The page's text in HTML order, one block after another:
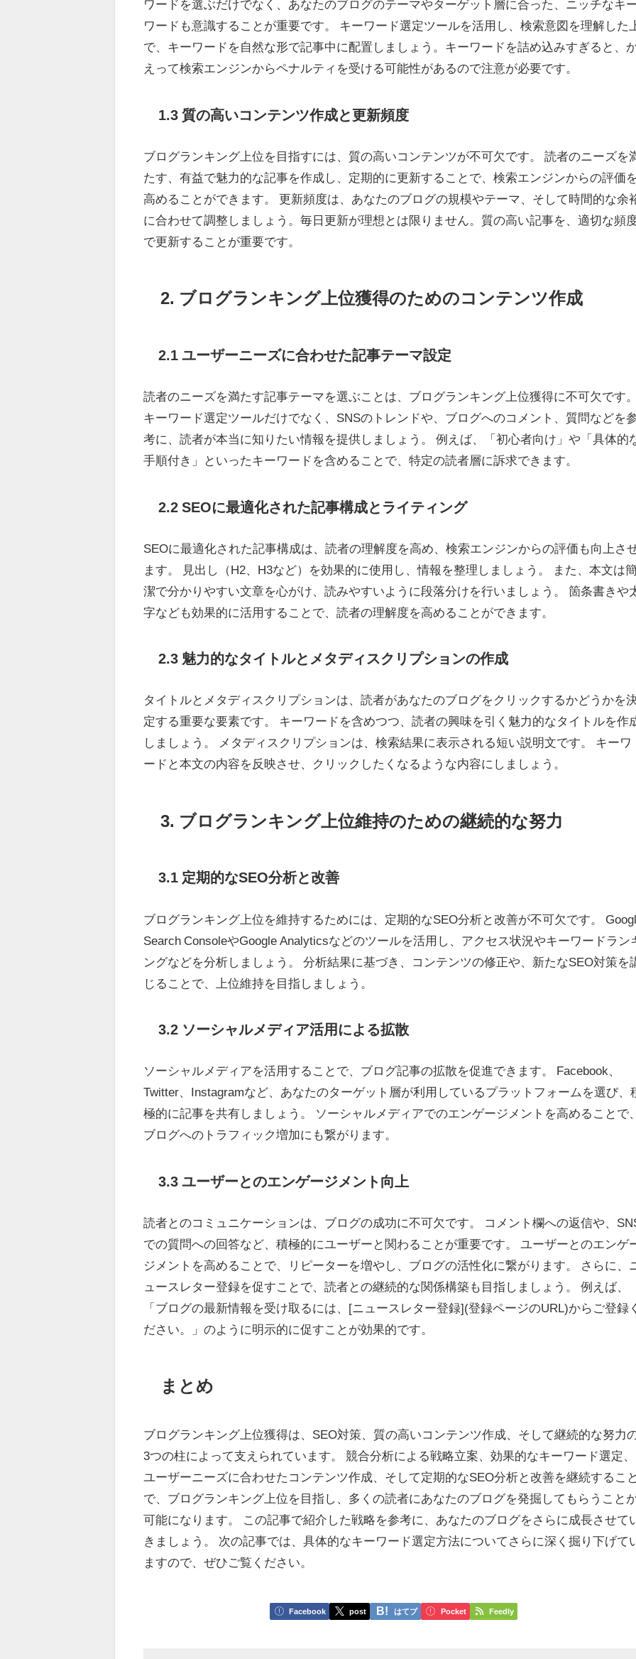
ワードを選ぶだけでなく、あなたのブログのテーマやターゲット層に合った、ニッチなキ
ワードも意識することが重要です。 キーワード選定ツールを活用し、検索意図を理解した
で、キーワードを自然な形で記事中に配置しましょう。キーワードを詰め込みすぎると、
えって検索エンジンからペナルティを受ける可能性があるので注意が必要です。
1.3 質の高いコンテンツ作成と更新頻度
ブログランキング上位を目指すには、質の高いコンテンツが不可欠です。 読者のニーズを
たす、有益で魅力的な記事を作成し、定期的に更新することで、検索エンジンからの評価
高めることができます。 更新頻度は、あなたのブログの規模やテーマ、そして時間的な余
に合わせて調整しましょう。毎日更新が理想とは限りません。質の高い記事を、適切な頻
で更新することが重要です。
2. ブログランキング上位獲得のためのコンテンツ作成
2.1 ユーザーニーズに合わせた記事テーマ設定
読者のニーズを満たす記事テーマを選ぶことは、ブログランキング上位獲得に不可欠です。
キーワード選定ツールだけでなく、SNSのトレンドや、ブログへのコメント、質問などを
考に、読者が本当に知りたい情報を提供しましょう。 例えば、「初心者向け」や「具体的
手順付き」といったキーワードを含めることで、特定の読者層に訴求できます。
2.2 SEOに最適化された記事構成とライティング
SEOに最適化された記事構成は、読者の理解度を高め、検索エンジンからの評価も向上さ
ます。 見出し（H2、H3など）を効果的に使用し、情報を整理しましょう。 また、本文は簡
潔で分かりやすい文章を心がけ、読みやすいように段落分けを行いましょう。 箇条書きや
字なども効果的に活用することで、読者の理解度を高めることができます。
2.3 魅力的なタイトルとメタディスクリプションの作成
タイトルとメタディスクリプションは、読者があなたのブログをクリックするかどうかを
定する重要な要素です。 キーワードを含めつつ、読者の興味を引く魅力的なタイトルを作
しましょう。 メタディスクリプションは、検索結果に表示される短い説明文です。 キーワ
ードと本文の内容を反映させ、クリックしたくなるような内容にしましょう。
3. ブログランキング上位維持のための継続的な努力
3.1 定期的なSEO分析と改善
ブログランキング上位を維持するためには、定期的なSEO分析と改善が不可欠です。
Search ConsoleやGoogle Analyticsなどのツールを活用し、アクセス状況やキーワードラン
ングなどを分析しましょう。 分析結果に基づき、コンテンツの修正や、新たなSEO対策を
じることで、上位維持を目指しましょう。
3.2 ソーシャルメディア活用による拡散
ソーシャルメディアを活用することで、ブログ記事の拡散を促進できます。 Facebook、
Twitter、Instagramなど、あなたのターゲット層が利用しているプラットフォームを選び、
極的に記事を共有しましょう。 ソーシャルメディアでのエンゲージメントを高めることで、
ブログへのトラフィック増加にも繋がります。
3.3 ユーザーとのエンゲージメント向上
読者とのコミュニケーションは、ブログの成功に不可欠です。 コメント欄への返信や、
での質問への回答など、積極的にユーザーと関わることが重要です。 ユーザーとのエンゲ
ジメントを高めることで、リピーターを増やし、ブログの活性化に繋がります。 さらに、
ュースレター登録を促すことで、読者との継続的な関係構築も目指しましょう。 例えば、
「ブログの最新情報を受け取るには、[ニュースレター登録](登録ページのURL)からご登録く
ださい。」のように明示的に促すことが効果的です。
まとめ
ブログランキング上位獲得は、SEO対策、質の高いコンテンツ作成、そして継続的な努力
3つの柱によって支えられています。 競合分析による戦略立案、効果的なキーワード選定、
ユーザーニーズに合わせたコンテンツ作成、そして定期的なSEO分析と改善を継続すること
で、ブログランキング上位を目指し、多くの読者にあなたのブログを発掘してもらうこと
可能になります。 この記事で紹介した戦略を参考に、あなたのブログをさらに成長させて
きましょう。 次の記事では、具体的なキーワード選定方法についてさらに深く掘り下げて
ますので、ぜひご覧ください。
Facebook post はてブ Pocket Feedly